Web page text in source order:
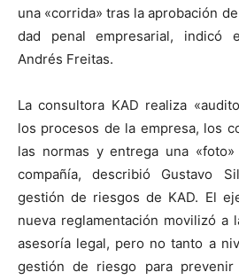
una «cor­ri­da» tras la aprobación
dad penal empre­sar­i­al, indicó
Andrés Fre­itas.
La con­sul­to­ra KAD real­iza
los pro­ce­sos de la empre­sa, los
las nor­mas y entre­ga una
com­pañía, describió Gus­ta­vo
gestión de ries­gos de KAD. El
nue­va reglamentación mov­i­lizó a
asesoría legal, pero no tan­to a
gestión de ries­go para pre­venir